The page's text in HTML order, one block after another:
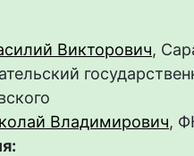
Викторович,
Владимирович,